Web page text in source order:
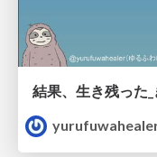
結果、生き残った